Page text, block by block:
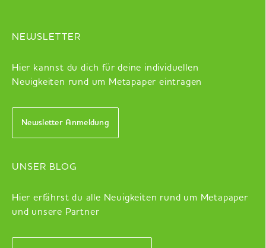
NEWSLETTER
Hier kannst du dich für deine individuellen
Neuigkeiten rund um Metapaper eintragen
Newsletter Anmeldung
UNSER BLOG
Hier erfährst du alle Neuigkeiten rund um Metapaper
und unsere Partner